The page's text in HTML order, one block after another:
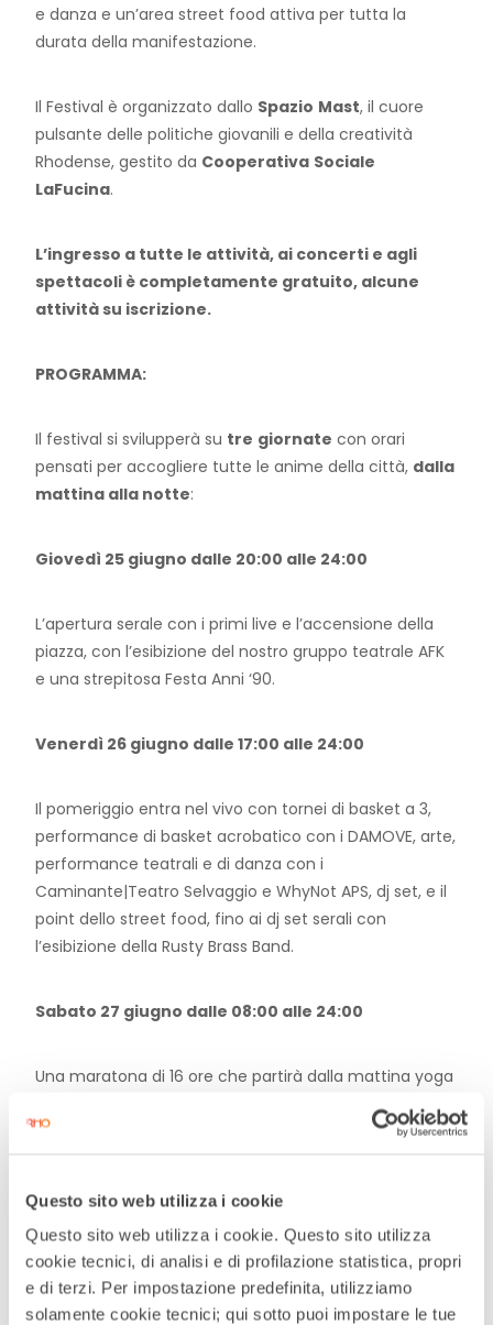
Questo sito web utilizza i cookie
Questo sito web utilizza i cookie. Questo sito utilizza
cookie tecnici, di analisi e di profilazione statistica, propri
e di terzi. Per impostazione predefinita, utilizziamo
solamente cookie tecnici; qui sotto puoi impostare le tue
e danza e un’area street food attiva per tutta la
durata della manifestazione.
Il Festival è organizzato dallo Spazio Mast, il cuore
pulsante delle politiche giovanili e della creatività
Rhodense, gestito da Cooperativa Sociale
LaFucina.
L’ingresso a tutte le attività, ai concerti e agli
spettacoli è completamente gratuito, alcune
attività su iscrizione.
PROGRAMMA:
Il festival si svilupperà su tre giornate con orari
pensati per accogliere tutte le anime della città, dalla
mattina alla notte:
Giovedì 25 giugno dalle 20:00 alle 24:00
L’apertura serale con i primi live e l’accensione della
piazza, con l’esibizione del nostro gruppo teatrale AFK
e una strepitosa Festa Anni ‘90.
Venerdì 26 giugno dalle 17:00 alle 24:00
Il pomeriggio entra nel vivo con tornei di basket a 3,
performance di basket acrobatico con i DAMOVE, arte,
performance teatrali e di danza con i
Caminante|Teatro Selvaggio e WhyNot APS, dj set, e il
point dello street food, fino ai dj set serali con
l’esibizione della Rusty Brass Band.
Sabato 27 giugno dalle 08:00 alle 24:00
Una maratona di 16 ore che partirà dalla mattina yoga
e danza, pomeriggio con tornei di calcetto balilla in
piazza, per concludersi con il dj set del collettivo